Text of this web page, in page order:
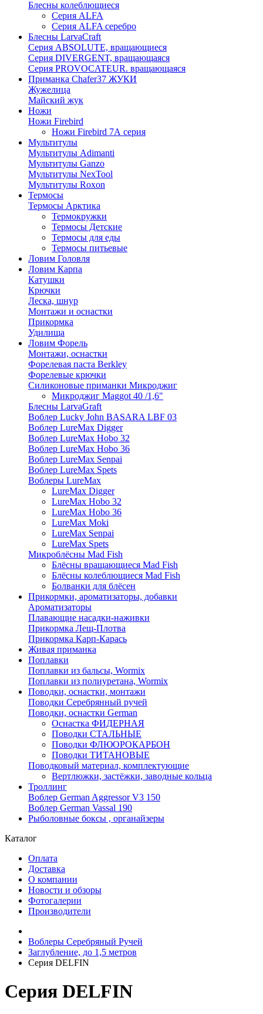
Блесны колеблющиеся
Серия ALFA
Серия ALFA серебро
Блесны LarvaCraft
Серия ABSOLUTE, вращающиеся
Серия DIVERGENT, вращающаяся
Серия PROVOCATEUR. вращающаяся
Приманка Chafer37 ЖУКИ
Жужелица
Майский жук
Ножи
Ножи Firebird
Ножи Firebird 7А серия
Мультитулы
Мультитулы Adimanti
Мультитулы Ganzo
Мультитулы NexTool
Мультитулы Roxon
Термосы
Термосы Арктика
Термокружки
Термосы Детские
Термосы для еды
Термосы питьевые
Ловим Головля
Ловим Карпа
Катушки
Крючки
Леска, шнур
Монтажи и оснастки
Прикормка
Удилища
Ловим Форель
Монтажи, оснастки
Форелевая паста Berkley
Форелевые крючки
Силиконовые приманки Микроджиг
Микроджиг Maggot 40 /1,6"
Блесны LarvaGraft
Воблер Lucky John BASARA LBF 03
Воблер LureMax Digger
Воблер LureMax Hobo 32
Воблер LureMax Hobo 36
Воблер LureMax Senpai
Воблер LureMax Spets
Воблеры LureMax
LureMax Digger
LureMax Hobo 32
LureMax Hobo 36
LureMax Moki
LureMax Senpai
LureMax Spets
Микроблёсны Mad Fish
Блёсны вращающиеся Mad Fish
Блёсны колеблющиеся Mad Fish
Болванки для блёсен
Прикормки, ароматизаторы, добавки
Ароматизаторы
Плавающие насадки-наживки
Прикормка Лещ-Плотва
Прикормка Карп-Карась
Живая приманка
Поплавки
Поплавки из бальсы, Wormix
Поплавки из полиуретана, Wormix
Поводки, оснастки, монтажи
Поводки Серебрянный ручей
Поводки, оснастки German
Оснастка ФИДЕРНАЯ
Поводки СТАЛЬНЫЕ
Поводки ФЛЮОРОКАРБОН
Поводки ТИТАНОВЫЕ
Поводковый материал, комплектующие
Вертлюжки, застёжки, заводные кольца
Троллинг
Воблер German Aggressor V3 150
Воблер German Vassal 190
Рыболовные боксы , органайзеры
Каталог
Оплата
Доставка
О компании
Новости и обзоры
Фотогалерии
Производители
Воблеры Серебряный Ручей
Заглубление, до 1,5 метров
Серия DELFIN
Серия DELFIN